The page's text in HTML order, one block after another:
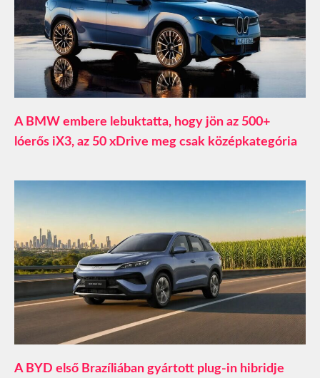
A BMW embere lebuktatta, hogy jön az 500+
lóerős iX3, az 50 xDrive meg csak középkategória
A BYD első Brazíliában gyártott plug-in hibridje